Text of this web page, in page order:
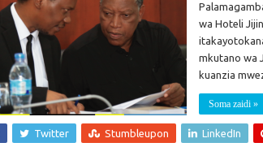
wa Hoteli
mkutano wa
kuanzia
Soma zaidi »
Twitter Stumbleupon LinkedIn